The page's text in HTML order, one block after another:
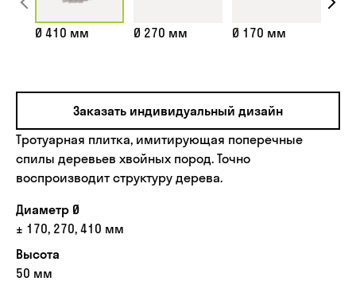
Ø 410 мм Ø 270 мм Ø 170 мм
Заказать индивидуальный дизайн
Тротуарная плитка, имитирующая поперечные
спилы деревьев хвойных пород. Точно
воспроизводит структуру дерева.
Диаметр Ø
± 170, 270, 410 мм
Высота
50 мм